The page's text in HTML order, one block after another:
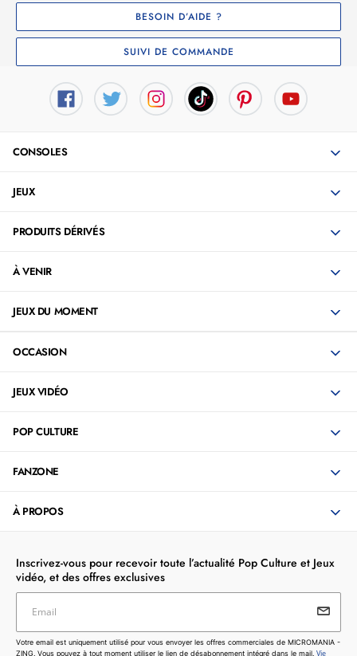
BESOIN D’AIDE ?
SUIVI DE COMMANDE
CONSOLES
JEUX
PRODUITS DÉRIVÉS
À VENIR
JEUX DU MOMENT
OCCASION
JEUX VIDÉO
POP CULTURE
FANZONE
À PROPOS
Inscrivez-vous pour recevoir toute l’actualité Pop Culture et Jeux
vidéo, et des offres exclusives
Votre email est uniquement utilisé pour vous envoyer les
offres commerciales de MICROMANIA - ZING. Vous pouvez
Email
Votre email est uniquement utilisé pour vous envoyer les offres commerciales de MICROMANIA -
ZING. Vous pouvez à tout moment utiliser le lien de désabonnement intégré dans le mail. Vie